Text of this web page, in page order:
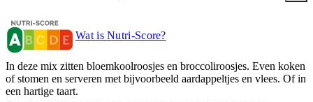
Wat is Nutri-Score?
In deze mix zitten bloemkoolroosjes en broccoliroosjes. Even koken
of stomen en serveren met bijvoorbeeld aardappeltjes en vlees. Of in
een hartige taart.